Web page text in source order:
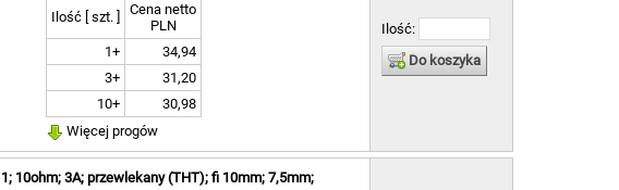
Ilość [ szt. ]
Cena netto
PLN
1+
34,94
3+
31,20
10+
30,98
Więcej progów
Ilość:
Do koszyka
10ohm; 3A; przewlekany (THT); fi 10mm; 7,5mm;